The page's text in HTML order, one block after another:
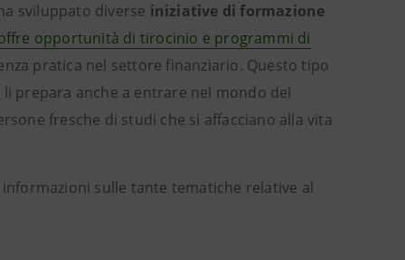
sviluppato diverse iniziative di formazione
opportunità di tirocinio e programmi di
pratica nel settore finanziario. Questo tipo
prepara anche a entrare nel mondo del
fresche di studi che si affacciano alla vita
sulle tante tematiche relative al